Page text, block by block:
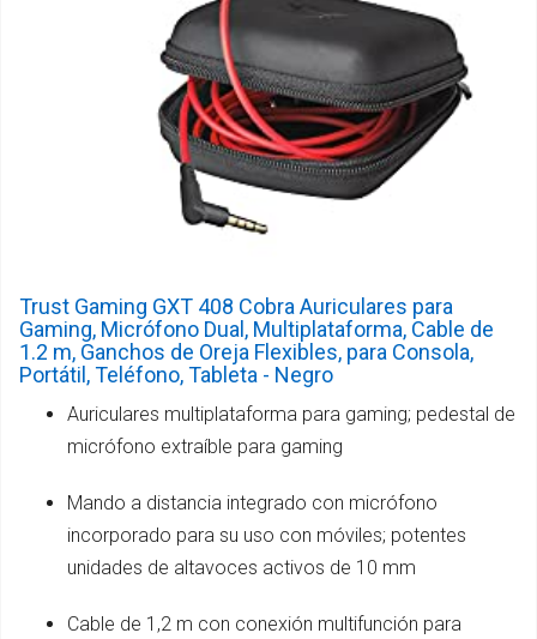
Trust Gaming GXT 408 Cobra Auriculares para
Gaming, Micrófono Dual, Multiplataforma, Cable de
1.2 m, Ganchos de Oreja Flexibles, para Consola,
Portátil, Teléfono, Tableta - Negro
Auriculares multiplataforma para gaming; pedestal de
micrófono extraíble para gaming
Mando a distancia integrado con micrófono
incorporado para su uso con móviles; potentes
unidades de altavoces activos de 10 mm
Cable de 1,2 m con conexión multifunción para